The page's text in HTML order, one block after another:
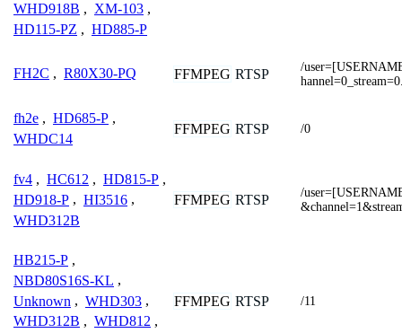
WHD918B , XM-103 ,
HD115-PZ , HD885-P
FH2C , R80X30-PQ FFMPEG RTSP
/
fh2e , HD685-P ,
WHDC14
FFMPEG RTSP /0
fv4 , HC612 , HD815-P ,
HD918-P , HI3516 ,
WHD312B
FFMPEG RTSP
/
HB215-P ,
NBD80S16S-KL ,
Unknown , WHD303 ,
WHD312B , WHD812 ,
FFMPEG RTSP /11